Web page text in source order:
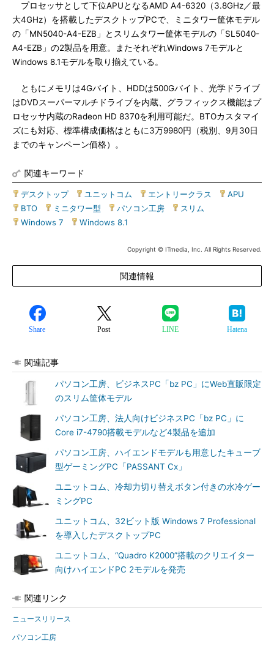
プロセッサとして下位APUとなるAMD A4-6320（3.8GHz／最
大4GHz）を搭載したデスクトップPCで、ミニタワー筐体モデル
の「MN5040-A4-EZB」とスリムタワー筐体モデルの「SL5040-
A4-EZB」の2製品を用意。またそれぞれWindows 7モデルと
Windows 8.1モデルを取り揃えている。
ともにメモリは4Gバイト、HDDは500Gバイト、光学ドライブ
はDVDスーパーマルチドライブを内蔵、グラフィックス機能はプ
ロセッサ内蔵のRadeon HD 8370を利用可能だ。BTOカスタマイ
ズにも対応、標準構成価格はともに3万9980円（税別、9月30日
までのキャンペーン価格）。
関連キーワード
デスクトップ| ユニットコム エントリークラス APU
BTO
ミニタワー型 パソコン工房 スリム
Windows 7
Windows 8.1
Copyright © ITmedia, Inc. All Rights Reserved.
関連情報
Share Post LINE Hatena
関連記事
パソコン工房、ビジネスPC「bz PC」にWeb直販限定
のスリム筐体モデル
パソコン工房、法人向けビジネスPC「bz PC」に
Core i7-4790搭載モデルなど4製品を追加
パソコン工房、ハイエンドモデルも用意したキューブ
型ゲーミングPC「PASSANT Cx」
ユニットコム、冷却力切り替えボタン付きの水冷ゲー
ミングPC
ユニットコム、32ビット版 Windows 7 Professional
を導入したデスクトップPC
ユニットコム、“Quadro K2000”搭載のクリエイター
向けハイエンドPC 2モデルを発売
関連リンク
ニュースリリース
パソコン工房